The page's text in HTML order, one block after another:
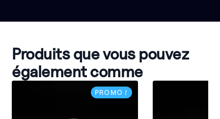
Produits que vous pouvez
également comme
PROMO !